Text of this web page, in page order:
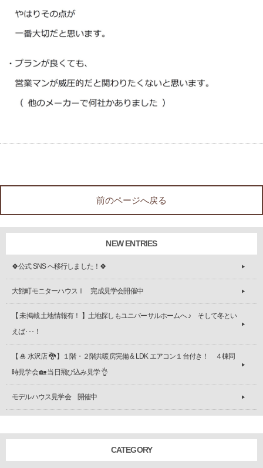
前のページへ戻る
NEW ENTRIES
🍀公式 SNS へ移行しました！🍀
大館町モニターハウスⅠ 完成見学会開催中
【 未掲載 土地情報有！ 】土地探しもユニバーサルホームへ ♪ そして冬とい
えば･･･！
【 🎍 水沢店 🐉 】１階・２階共暖房完備 & LDK エアコン１台付き！ ４棟同
時見学会 🏡 当日飛び込み見学 👌
モデルハウス見学会 開催中
CATEGORY